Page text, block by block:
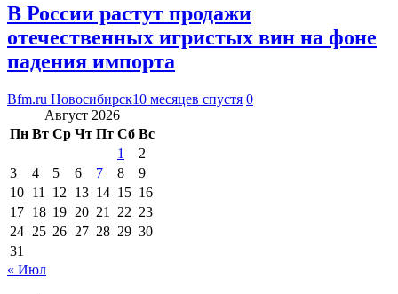
В России растут продажи
отечественных игристых вин на фоне
падения импорта
Bfm.ru Новосибирск10 месяцев спустя 0
Август 2026
Пн Вт Ср Чт Пт Сб Вс
1
2
3
4 5 6 7 8
9
10 11 12 13 14 15 16
17 18 19 20 21 22 23
24 25 26 27 28 29 30
31
« Июл